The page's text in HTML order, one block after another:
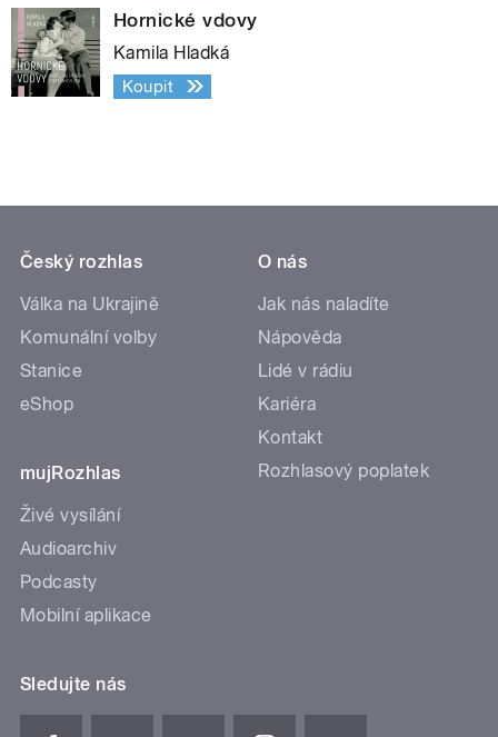
Hornické vdovy
Kamila Hladká
Koupit
Český rozhlas
Válka na Ukrajině
Komunální volby
Stanice
eShop
mujRozhlas
Živé vysílání
Audioarchiv
Podcasty
Mobilní aplikace
O nás
Jak nás naladíte
Nápověda
Lidé v rádiu
Kariéra
Kontakt
Rozhlasový poplatek
Sledujte nás